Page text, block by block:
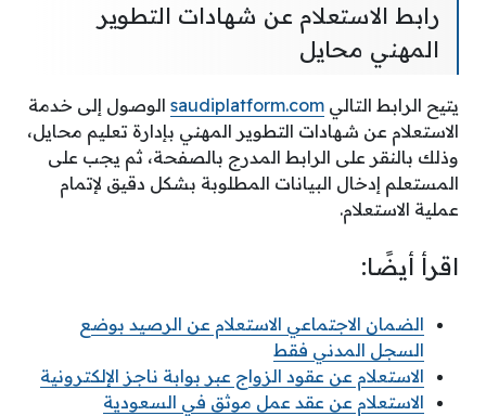
رابط الاستعلام عن شهادات التطوير
المهني محايل
يتيح الرابط التالي saudiplatform.com الوصول إلى خدمة
الاستعلام عن شهادات التطوير المهني بإدارة تعليم محايل،
وذلك بالنقر على الرابط المدرج بالصفحة، ثم يجب على
المستعلم إدخال البيانات المطلوبة بشكل دقيق لإتمام
عملية الاستعلام.
اقرأ أيضًا:
الضمان الاجتماعي الاستعلام عن الرصيد بوضع
السجل المدني فقط
الاستعلام عن عقود الزواج عبر بوابة ناجز الإلكترونية
الاستعلام عن عقد عمل موثق في السعودية